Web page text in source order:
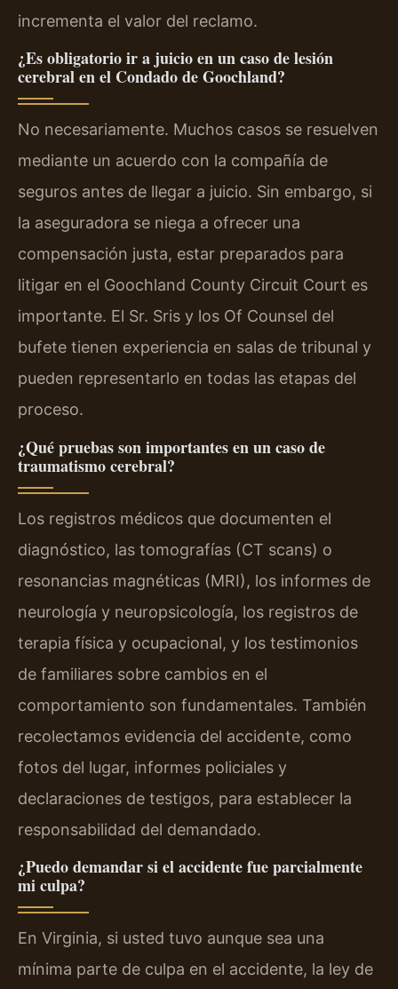
incrementa el valor del reclamo.
¿Es obligatorio ir a juicio en un caso de lesión
cerebral en el Condado de Goochland?
No necesariamente. Muchos casos se resuelven
mediante un acuerdo con la compañía de
seguros antes de llegar a juicio. Sin embargo, si
la aseguradora se niega a ofrecer una
compensación justa, estar preparados para
litigar en el Goochland County Circuit Court es
importante. El Sr. Sris y los Of Counsel del
bufete tienen experiencia en salas de tribunal y
pueden representarlo en todas las etapas del
proceso.
¿Qué pruebas son importantes en un caso de
traumatismo cerebral?
Los registros médicos que documenten el
diagnóstico, las tomografías (CT scans) o
resonancias magnéticas (MRI), los informes de
neurología y neuropsicología, los registros de
terapia física y ocupacional, y los testimonios
de familiares sobre cambios en el
comportamiento son fundamentales. También
recolectamos evidencia del accidente, como
fotos del lugar, informes policiales y
declaraciones de testigos, para establecer la
responsabilidad del demandado.
¿Puedo demandar si el accidente fue parcialmente
mi culpa?
En Virginia, si usted tuvo aunque sea una
mínima parte de culpa en el accidente, la ley de